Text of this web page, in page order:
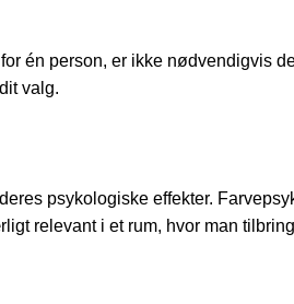
én person, er ikke nødvendigvis
valg.
psykologiske effekter.
relevant i et rum, hvor man